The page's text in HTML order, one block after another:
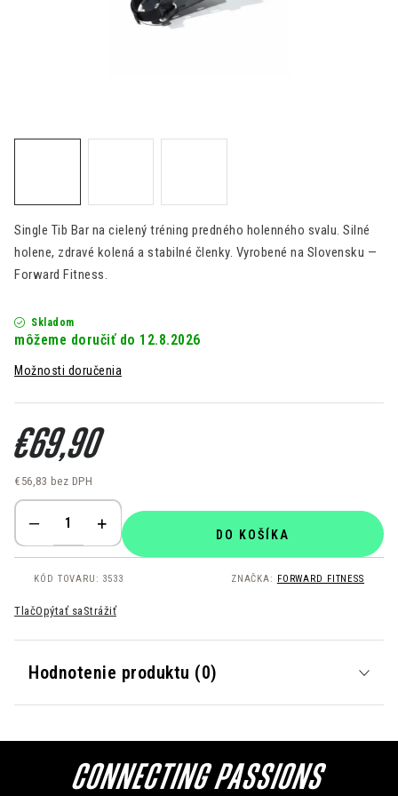
Moja objednávka Hodnotenie obchodu
Single Tib Bar na cielený tréning predného holenného svalu. Silné
holene, zdravé kolená a stabilné členky. Vyrobené na Slovensku —
Forward Fitness.
Skladom
12.8.2026
Možnosti doručenia
€69,90
€56,83 bez DPH
Jednotková cena:
DO KOŠÍKA
KÓD TOVARU: 3533 ZNAČKA: FORWARD FITNESS
TlačOpýtať sa Strážiť
Hodnotenie produktu (0)